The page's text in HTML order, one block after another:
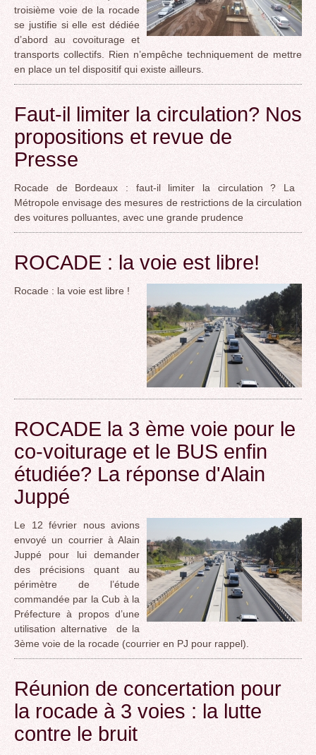
troisième voie de la rocade
se justifie si elle est dédiée
d’abord au covoiturage et
transports collectifs. Rien n’empêche techniquement de mettre
en place un tel dispositif qui existe ailleurs.
Faut-il limiter la circulation? Nos
propositions et revue de
Presse
Rocade de Bordeaux : faut-il limiter la circulation ? La
Métropole envisage des mesures de restrictions de la circulation
des voitures polluantes, avec une grande prudence
ROCADE : la voie est libre!
Rocade : la voie est libre !
ROCADE la 3 ème voie pour le
co-voiturage et le BUS enfin
étudiée? La réponse d'Alain
Juppé
Le 12 février nous avions
envoyé un courrier à Alain
Juppé pour lui demander
des précisions quant au
périmètre de l’étude
commandée par la Cub à la
Préfecture à propos d’une
utilisation alternative de la
3ème voie de la rocade (courrier en PJ pour rappel).
Réunion de concertation pour
la rocade à 3 voies : la lutte
contre le bruit